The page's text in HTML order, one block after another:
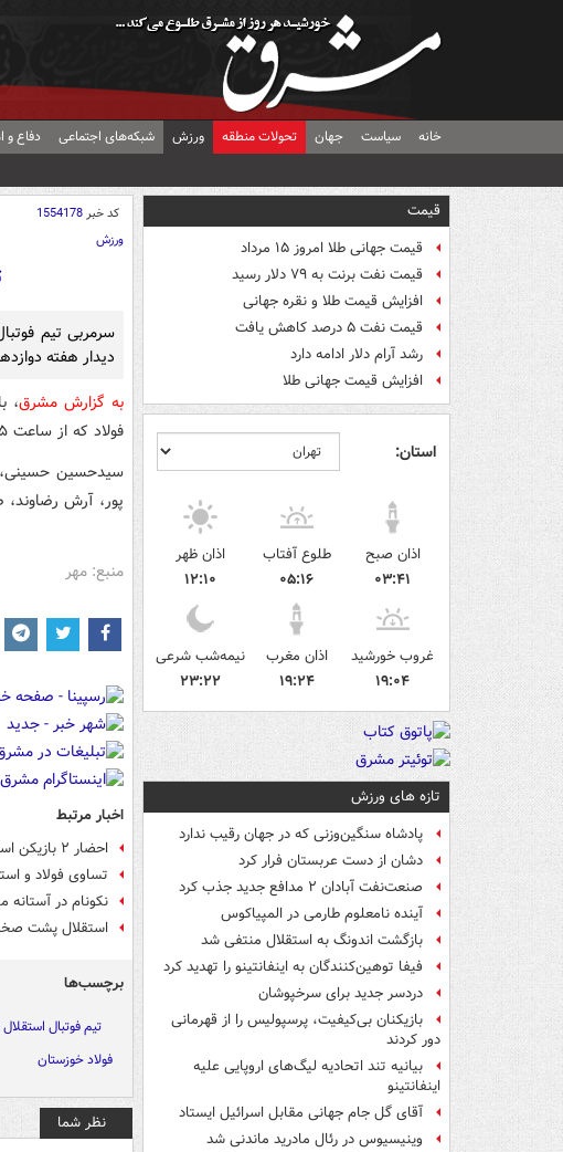
خانه سیاست جهان تحولات منطقه ورزش شبکه‌های اجتماعی دفاع و
قیمت
قیمت جهانی طلا امروز ۱۵ مرداد
قیمت نفت برنت به ۷۹ دلار رسید
افزایش قیمت طلا و نقره جهانی
قیمت نفت ۵ درصد کاهش یافت
رشد آرام دلار ادامه دارد
افزایش قیمت جهانی طلا
استان:
اذان صبح
۰۳:۴۱
طلوع آفتاب
۰۵:۱۶
اذان ظهر
۱۲:۱۰
غروب خورشید
۱۹:۰۴
اذان مغرب
۱۹:۲۴
نیمه‌شب شرعی
۲۳:۲۲
تازه های ورزش
پادشاه سنگین‌وزنی که در جهان رقیب ندارد
دشان از دست عربستان فرار کرد
صنعت‌نفت آبادان ۲ مدافع جدید جذب کرد
آینده نامعلوم طارمی در المپیاکوس
بازگشت اندونگ به استقلال منتفی شد
فیفا توهین‌کنندگان به اینفانتینو را تهدید کرد
دردسر جدید برای سرخپوشان
بازیکنان بی‌کیفیت، پرسپولیس را از قهرمانی
دور کردند
بیانیه تند اتحادیه لیگ‌های اروپایی علیه
اینفانتینو
آقای گل جام جهانی مقابل اسرائیل ایستاد
وینیسیوس در رئال مادرید ماندنی شد
کد خبر1554178
ورزش
سرمربی تیم
دیدار هفته
به گزارش مشرق،
فولاد که از ساعت ۱۷:۴۵ در اهواز برگزار می شود به شرح زیر است:
سیدحسین
پور، آرش رضاوند،
منبع: مهر
اخبار مرتبط
احضار ۲ بازیکن استقلال به کمیته انضباطی
تساوی فولاد و
نکونام در
استقلال پشت
برچسب‌ها
تیم فوتبال
فولاد خوزستان
نظر شما